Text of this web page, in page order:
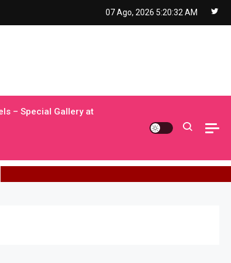
07 Ago, 2026 5:20:33 AM
– Special Gallery at